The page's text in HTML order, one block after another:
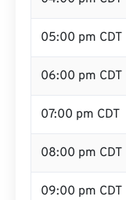
05:00 pm CDT
06:00 pm CDT
07:00 pm CDT
08:00 pm CDT
09:00 pm CDT